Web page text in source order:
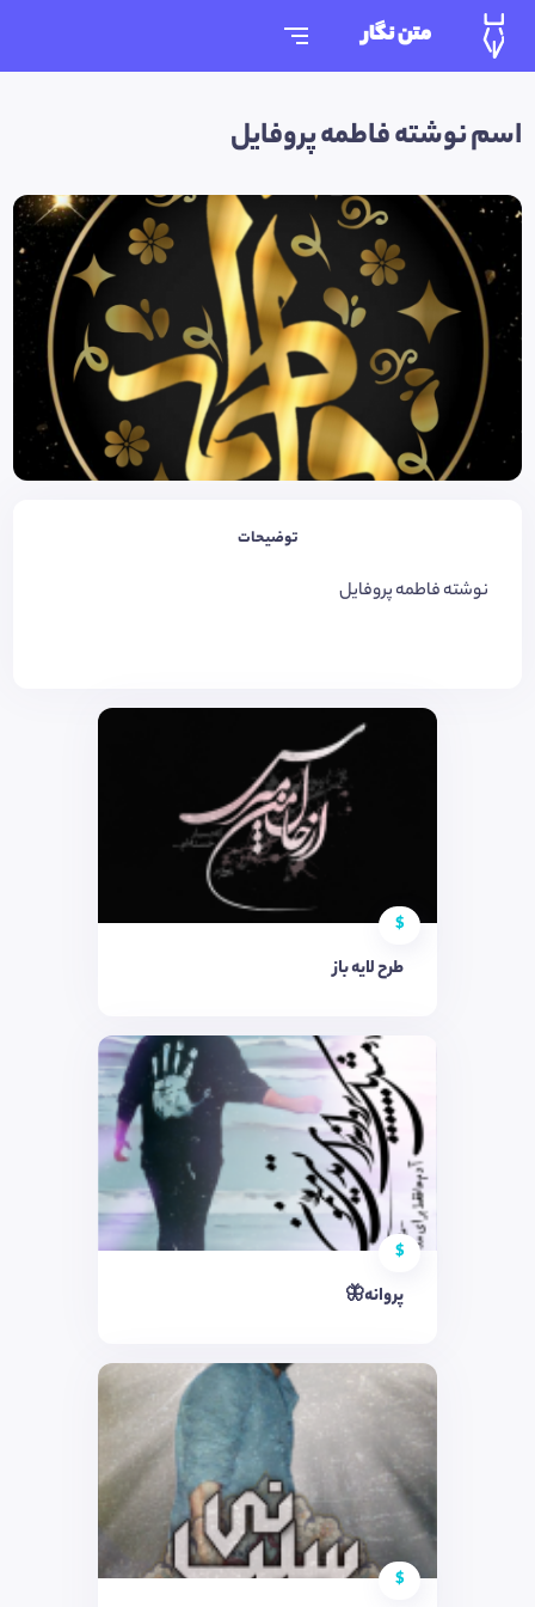
متن نگار
اسم نوشته فاطمه پروفایل
توضیحات
نوشته فاطمه پروفایل
$
طرح لایه باز
$
پروانه🦋
$